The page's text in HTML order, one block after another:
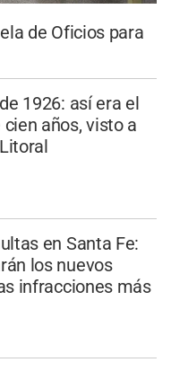
de Oficios para
1926: así era el
años, visto a
en Santa Fe:
los nuevos
infracciones más